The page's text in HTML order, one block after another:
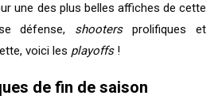
une des plus belles affiches de cette
défense, shootersprolifiques et
voici les playoffs!
de fin de saison